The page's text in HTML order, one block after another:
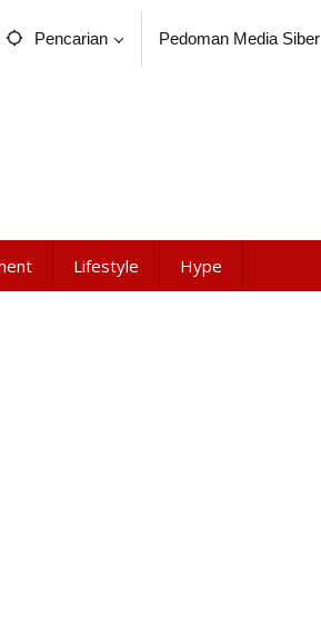
Pencarian Pedoman Media Siber
Lifestyle Hype